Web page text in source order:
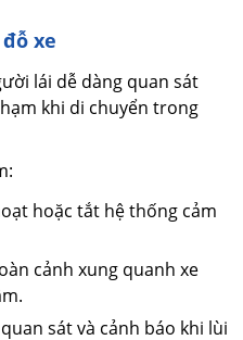
xe
lái dễ dàng quan sát
khi di chuyển trong
hoặc tắt hệ thống cảm
cảnh xung quanh xe
sát và cảnh báo khi lùi